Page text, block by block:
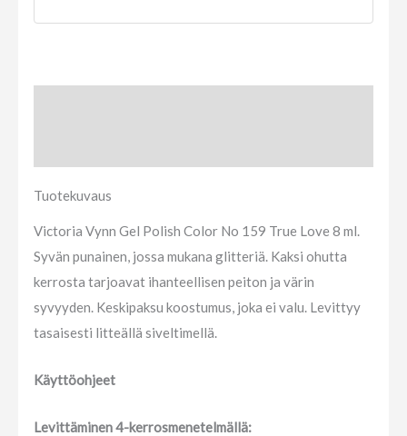
Tuotekuvaus
Victoria Vynn Gel Polish Color No 159 True Love 8 ml.
Syvän punainen, jossa mukana glitteriä. Kaksi ohutta
kerrosta tarjoavat ihanteellisen peiton ja värin
syvyyden. Keskipaksu koostumus, joka ei valu. Levittyy
tasaisesti litteällä siveltimellä.
Käyttöohjeet
Levittäminen 4-kerrosmenetelmällä: